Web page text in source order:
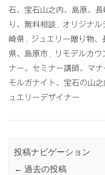
石、宝石山之内、島原、長
り、無料相談
オリジナル
崎県
ジュエリー贈り物、
県、島原市
リモデルカ
ナー、セミナー講師、マ
モルガナイト、宝石の山
ュエリーデザイナー
投稿ナビゲーション
← 過去の投稿